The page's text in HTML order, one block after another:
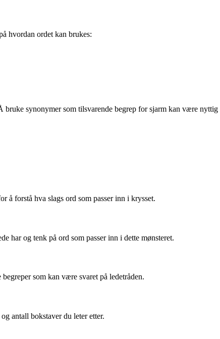
hvordan ordet kan brukes:
bruke synonymer som tilsvarende begrep for sjarm kan være nyttig
forstå hva slags ord som passer inn i krysset.
har og tenk på ord som passer inn i dette mønsteret.
som kan være svaret på ledetråden.
antall bokstaver du leter etter.